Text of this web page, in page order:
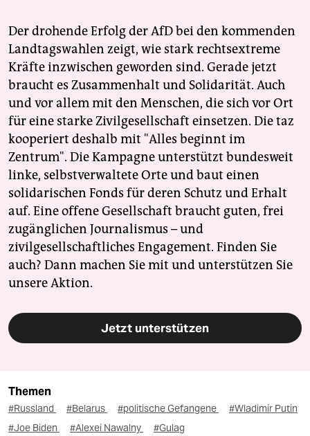
Der drohende Erfolg der AfD bei den kommenden
Landtagswahlen zeigt, wie stark rechtsextreme
Kräfte inzwischen geworden sind. Gerade jetzt
braucht es Zusammenhalt und Solidarität. Auch
und vor allem mit den Menschen, die sich vor Ort
für eine starke Zivilgesellschaft einsetzen. Die taz
kooperiert deshalb mit "Alles beginnt im
Zentrum". Die Kampagne unterstützt bundesweit
linke, selbstverwaltete Orte und baut einen
solidarischen Fonds für deren Schutz und Erhalt
auf. Eine offene Gesellschaft braucht guten, frei
zugänglichen Journalismus – und
zivilgesellschaftliches Engagement. Finden Sie
auch? Dann machen Sie mit und unterstützen Sie
unsere Aktion.
Jetzt unterstützen
Themen
#Russland #Belarus #politische Gefangene
#Wladimir Putin
#Joe Biden
#Alexei Nawalny #Gulag